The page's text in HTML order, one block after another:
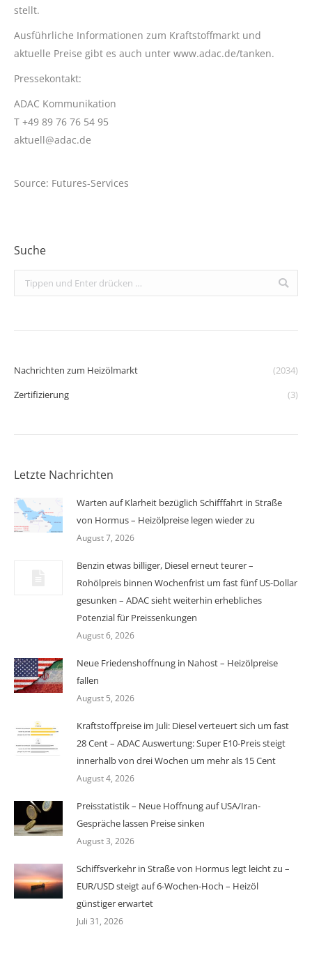
stellt.
Ausführliche Informationen zum Kraftstoffmarkt und
aktuelle Preise gibt es auch unter www.adac.de/tanken.
Pressekontakt:
ADAC Kommunikation
T +49 89 76 76 54 95
aktuell@adac.de
Source: Futures-Services
Suche
Search:
Nachrichten zum Heizölmarkt
(2034)
Zertifizierung
(3)
Letzte Nachrichten
Warten auf Klarheit bezüglich Schifffahrt in Straße
von Hormus – Heizölpreise legen wieder zu
August 7, 2026
Benzin etwas billiger, Diesel erneut teurer –
Rohölpreis binnen Wochenfrist um fast fünf US-Dollar
gesunken – ADAC sieht weiterhin erhebliches
Potenzial für Preissenkungen
August 6, 2026
Neue Friedenshoffnung in Nahost – Heizölpreise
fallen
August 5, 2026
Kraftstoffpreise im Juli: Diesel verteuert sich um fast
28 Cent – ADAC Auswertung: Super E10-Preis steigt
innerhalb von drei Wochen um mehr als 15 Cent
August 4, 2026
Preisstatistik – Neue Hoffnung auf USA/Iran-
Gespräche lassen Preise sinken
August 3, 2026
Schiffsverkehr in Straße von Hormus legt leicht zu –
EUR/USD steigt auf 6-Wochen-Hoch – Heizöl
günstiger erwartet
Juli 31, 2026